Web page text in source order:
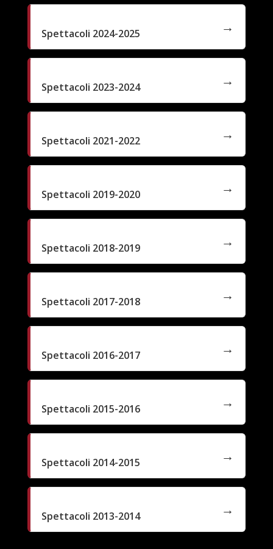
Spettacoli 2024-2025
Spettacoli 2023-2024
Spettacoli 2021-2022
Spettacoli 2019-2020
Spettacoli 2018-2019
Spettacoli 2017-2018
Spettacoli 2016-2017
Spettacoli 2015-2016
Spettacoli 2014-2015
Spettacoli 2013-2014